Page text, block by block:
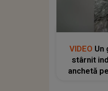
VIDEO Un
stârnit
anchetă